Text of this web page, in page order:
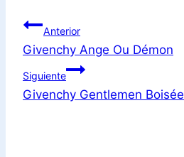
Anterior
Givenchy Ange Ou Démon
Siguiente
Givenchy Gentlemen Boisée